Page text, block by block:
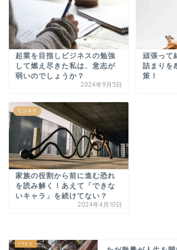
起業を目指しビジネスの勉強
して燃え尽きた私は、意志が
弱いのでしょうか？
2024年9月5日
頑張って
詰まりを
策！
ビジネス
家族の役割から前に進む恐れ
を読み解く！あえて「できな
いキャラ」を続けてない？
2024年4月10日